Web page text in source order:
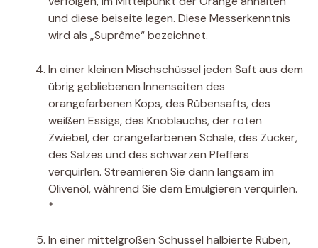
und diese beiseite legen. Diese Messerkenntnis
wird als „Suprême“ bezeichnet.
In einer kleinen Mischschüssel jeden Saft aus dem
übrig gebliebenen Innenseiten des
orangefarbenen Kops, des Rübensafts, des
weißen Essigs, des Knoblauchs, der roten
Zwiebel, der orangefarbenen Schale, des Zucker,
des Salzes und des schwarzen Pfeffers
verquirlen. Streamieren Sie dann langsam im
Olivenöl, während Sie dem Emulgieren verquirlen.
*
In einer mittelgroßen Schüssel halbierte Rüben,